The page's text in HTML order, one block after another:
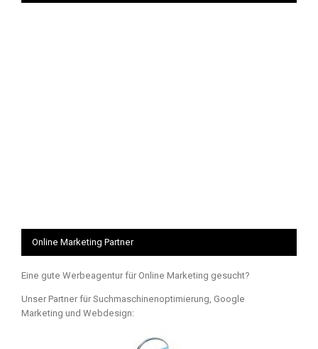
Online Marketing Partner
Eine gute Werbeagentur für Online Marketing gesucht?
Unser Partner für Suchmaschinenoptimierung, Google
Marketing und Webdesign: